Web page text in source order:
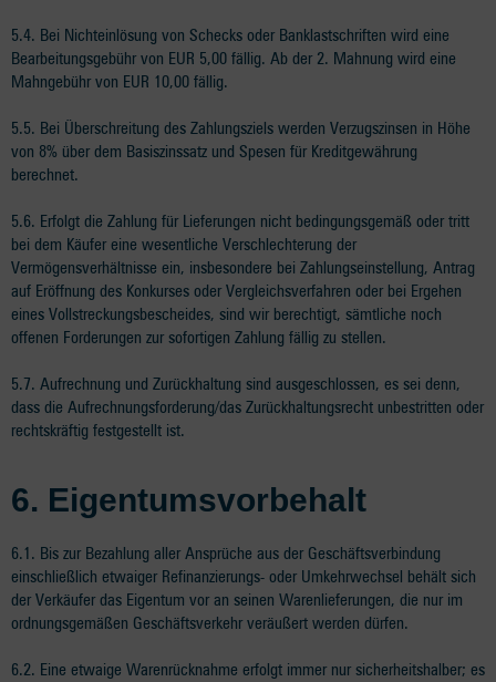
5.4. Bei Nichteinlösung von Schecks oder Banklastschriften wird eine
Bearbeitungsgebühr von EUR 5,00 fällig. Ab der 2. Mahnung wird eine
Mahngebühr von EUR 10,00 fällig.
5.5. Bei Überschreitung des Zahlungsziels werden Verzugszinsen in Höhe
von 8% über dem Basiszinssatz und Spesen für Kreditgewährung
berechnet.
5.6. Erfolgt die Zahlung für Lieferungen nicht bedingungsgemäß oder tritt
bei dem Käufer eine wesentliche Verschlechterung der
Vermögensverhältnisse ein, insbesondere bei Zahlungseinstellung, Antrag
auf Eröffnung des Konkurses oder Vergleichsverfahren oder bei Ergehen
eines Vollstreckungsbescheides, sind wir berechtigt, sämtliche noch
offenen Forderungen zur sofortigen Zahlung fällig zu stellen.
5.7. Aufrechnung und Zurückhaltung sind ausgeschlossen, es sei denn,
dass die Aufrechnungsforderung/das Zurückhaltungsrecht unbestritten oder
rechtskräftig festgestellt ist.
6. Eigentumsvorbehalt
6.1. Bis zur Bezahlung aller Ansprüche aus der Geschäftsverbindung
einschließlich etwaiger Refinanzierungs- oder Umkehrwechsel behält sich
der Verkäufer das Eigentum vor an seinen Warenlieferungen, die nur im
ordnungsgemäßen Geschäftsverkehr veräußert werden dürfen.
6.2. Eine etwaige Warenrücknahme erfolgt immer nur sicherheitshalber; es